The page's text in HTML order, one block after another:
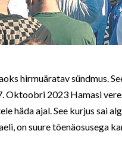
hirmuäratav sündmus.
Oktoobri 2023 Hamasi
häda ajal. See kurjus sai
on suure tõenäosusega